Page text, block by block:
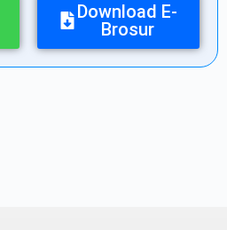
Download E-
Brosur